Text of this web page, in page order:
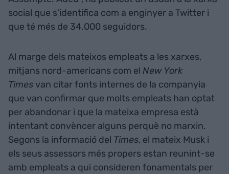
social que s'identifica com a enginyer a Twitter i
que té més de 34.000 seguidors.
Al marge dels mateixos empleats a les xarxes,
mitjans nord-americans com el New York
Times van citar fonts internes de la companyia
que van confirmar que molts empleats han optat
per abandonar i que la mateixa empresa està
intentant convèncer alguns perquè no marxin.
Segons la informació del Times, el mateix Musk i
els seus assessors més propers estan reunint-se
amb empleats a qui consideren fonamentals per